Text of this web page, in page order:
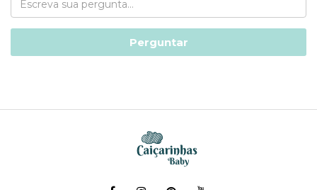
Perguntar